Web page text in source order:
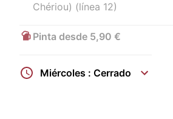
Chériou) (línea 12)
Pinta desde 5,90 €
Miércoles : Cerrado